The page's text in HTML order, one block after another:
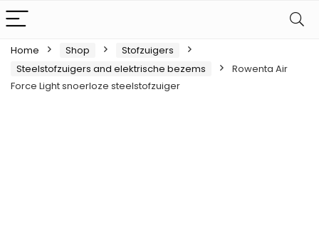
Home Shop
Stofzuigers
Steelstofzuigers and elektrische bezems
Rowenta Air
Force Light snoerloze steelstofzuiger